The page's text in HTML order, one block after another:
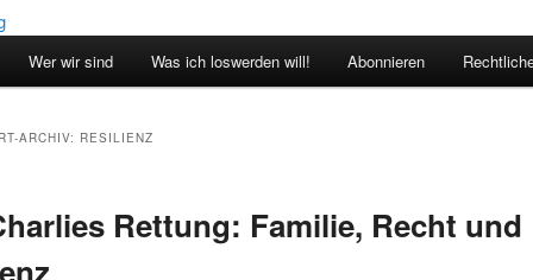
Wer wir sind Was ich loswerden will! Abonnieren
ARCHIV: RESILIENZ
Rettung: Familie, Recht und